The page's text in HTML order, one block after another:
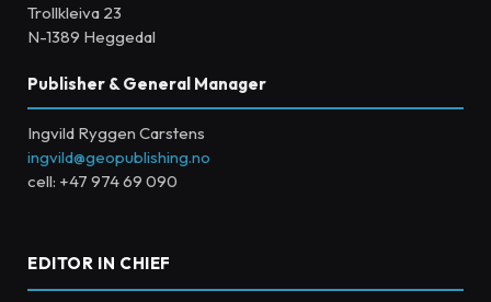
Trollkleiva 23
N-1389 Heggedal
Publisher & General Manager
Ingvild Ryggen Carstens
ingvild@geopublishing.no
cell: +47 974 69 090
EDITOR IN CHIEF